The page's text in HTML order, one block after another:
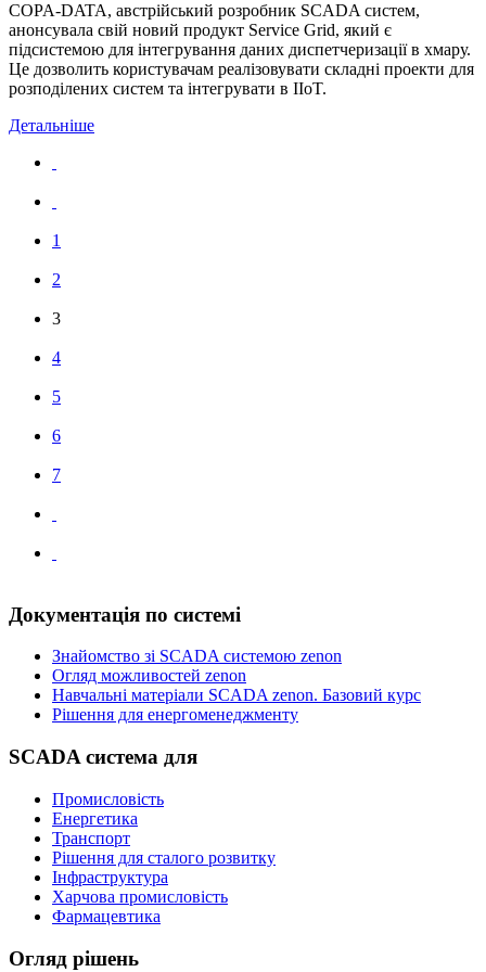
COPA-DATA, австрійський розробник SCADA систем,
анонсувала свій новий продукт Service Grid, який є
підсистемою для інтегрування даних диспетчеризації в хмару.
Це дозволить користувачам реалізовувати складні проекти для
розподілених систем та інтегрувати в IIoT.
Детальніше
1
2
3
4
5
6
7
Документація по системі
Знайомство зі SCADA системою zenon
Огляд можливостей zenon
Навчальні матеріали SCADA zenon. Базовий курс
Рішення для енергоменеджменту
SCADA система для
Промисловість
Енергетика
Транспорт
Рішення для сталого розвитку
Інфраструктура
Харчова промисловість
Фармацевтика
Огляд рішень